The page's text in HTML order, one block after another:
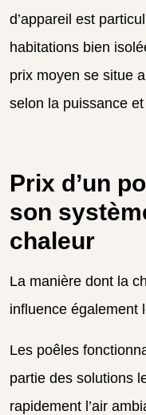
d’appareil est
habitations bien
prix moyen se situe
selon la puissance
Prix d’un
son
chaleur
La manière dont la
influence également
Les poêles
partie des solutions
rapidement l’air